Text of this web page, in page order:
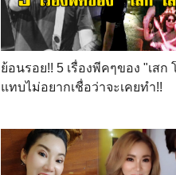
ย้อนรอย!! 5 เรื่องพีคๆของ "เสก
แทบไม่อยากเชื่อว่าจะเคยทำ!!